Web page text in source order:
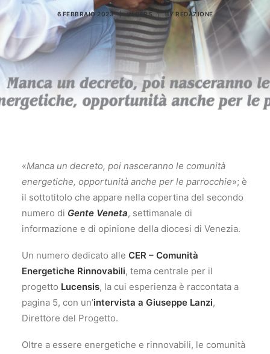
6 FEBBRAIO 2023 | INCERS | BY REDAZIONE
«Manca un decreto, poi nasceranno le comunità
energetiche, opportunità anche per le parrocchie»; è
il sottotitolo che appare nella copertina del secondo
numero di Gente Veneta, settimanale di
informazione e di opinione della diocesi di Venezia.
Un numero dedicato alle CER – Comunità
Energetiche Rinnovabili, tema centrale per il
progetto Lucensis, la cui esperienza è raccontata a
pagina 5, con un’intervista a Giuseppe Lanzi,
Direttore del Progetto.
Oltre a essere energetiche e rinnovabili, le comunità